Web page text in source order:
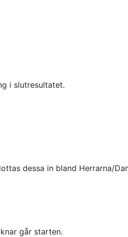
i slutresultatet.
dessa in bland Herrarna/
går starten.